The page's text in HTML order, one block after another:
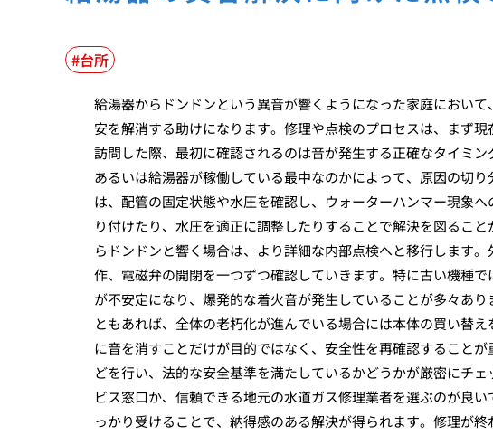
台所
給湯器からドンドンという異音が響くようになった家庭におい
安を解消する助けになります。修理や点検のプロセスは、まず
訪問した際、最初に確認されるのは音が発生する正確なタイミ
あるいは給湯器が稼働している最中なのかによって、原因の切
は、配管の固定状態や水圧を確認し、ウォーターハンマー現象
り付けたり、水圧を適正に調整したりすることで解決を図るこ
らドンドンと響く場合は、より詳細な内部点検へと移行します
作、電磁弁の開閉を一つずつ確認していきます。特に古い機種
が不安定になり、爆発的な着火音が発生していることが多々あ
ともあれば、全体の老朽化が進んでいる場合には本体の買い替
に音を消すことだけが目的ではなく、安全性を再確認すること
どを行い、法的な安全基準を満たしているかどうかが厳密にチ
ビス窓口か、信頼できる地元の水道ガス修理業者を選ぶのが良
っかり受けることで、納得感のある解決が得られます。修理が